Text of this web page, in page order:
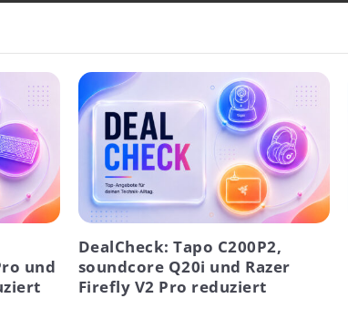
und
DealCheck: Tapo C200P2,
soundcore Q20i und Razer
Firefly V2 Pro reduziert